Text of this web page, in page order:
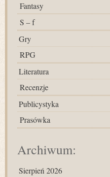
Fantasy
S – f
Gry
RPG
Literatura
Recenzje
Publicystyka
Prasówka
Archiwum:
Sierpień 2026